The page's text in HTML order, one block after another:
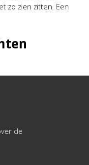
zo zien zitten. Een
de